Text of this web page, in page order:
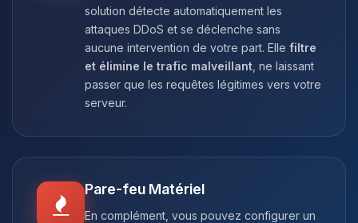
solution détecte automatiquement les
attaques DDoS et se déclenche sans
aucune intervention de votre part. Elle filtre
et élimine le trafic malveillant , ne laissant
passer que les requêtes légitimes vers votre
serveur.
Pare-feu Matériel
En complément, vous pouvez configurer un